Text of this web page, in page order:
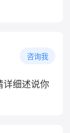
咨询我
详细述说你